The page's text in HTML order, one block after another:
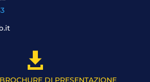

DI PRESENTAZIONE